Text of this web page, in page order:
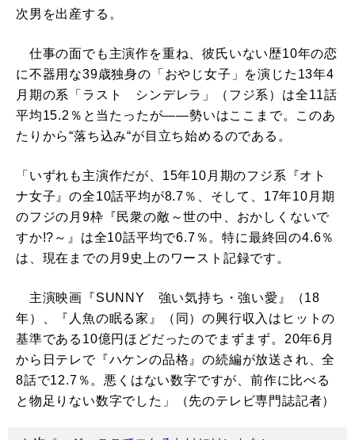
次男を出産する。
仕事の面でも主演作を重ね、彼氏いない歴10年の恋
に不器用な39歳独身の「おやじ女子」を演じた13年4
月期の系「ラスト シンデレラ」（フジ系）は全11話
平均15.2％と当たったが――勢いはここまで。このあ
たりから“落ち込み“が目立ち始めるのである。
「いずれも主演作だが、15年10月期のフジ系『オト
ナ女子』の全10話平均が8.7％、そして、17年10月期
のフジの月9枠『民衆の敵～世の中、おかしくないで
すか!?～』は全10話平均で6.7％。特に最終回の4.6％
は、現在までの月9史上のワースト記録です。
主演映画『SUNNY 強い気持ち・強い愛』（18
年）、『人魚の眠る家』（同）の興行収入はヒットの
基準である10億円ほどだったのでまずまず。20年6月
から日テレで『ハケンの品格』の続編が放送され、全
8話で12.7％。悪くはない数字ですが、前作に比べる
と物足りない数字でした」（先のテレビ専門誌記者）